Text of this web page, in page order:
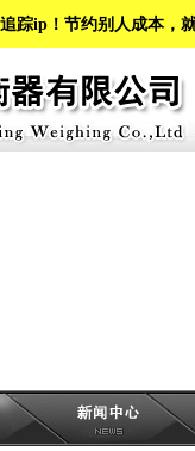
踪ip！节约别人成本，